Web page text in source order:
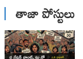
తాజా పోస్టులు